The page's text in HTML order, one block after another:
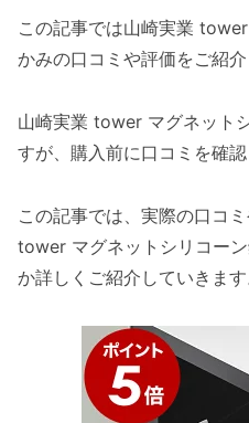
この記事では山崎実業
かみの口コミや評価をご紹介
山崎実業 tower マグネット
すが、購入前に口コミを確認
この記事では、実際の口コ
tower マグネットシリコー
か詳しくご紹介していきます